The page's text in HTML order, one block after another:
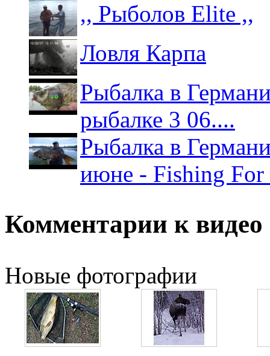
,, Рыболов Elite ,,
Ловля Карпа
Рыбалка в
рыбалке 3 06....
Рыбалка в
июне - Fishing For
Комментарии к видео
Новые фотографии